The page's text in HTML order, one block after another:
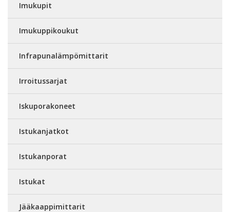
Imukupit
Imukuppikoukut
Infrapunalämpömittarit
Irroitussarjat
Iskuporakoneet
Istukanjatkot
Istukanporat
Istukat
Jääkaappimittarit